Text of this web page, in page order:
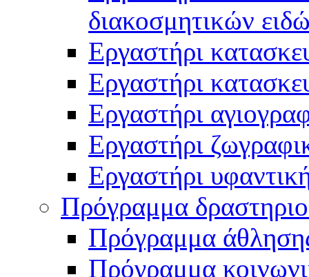
διακοσμητικών
Εργαστήρι
Εργαστήρι
Εργαστήρι
Εργαστήρι
Εργαστήρι
Πρόγραμμα
Πρόγραμμα
Πρόγραμμα